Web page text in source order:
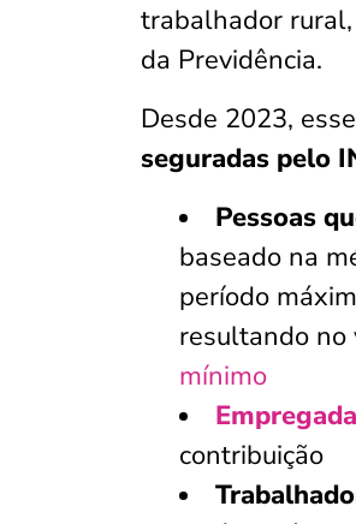
trabalhador
da Previdência.
Desde 2023,
seguradas pelo
Pessoas
baseado na
período
resultando no
mínimo
contribuição